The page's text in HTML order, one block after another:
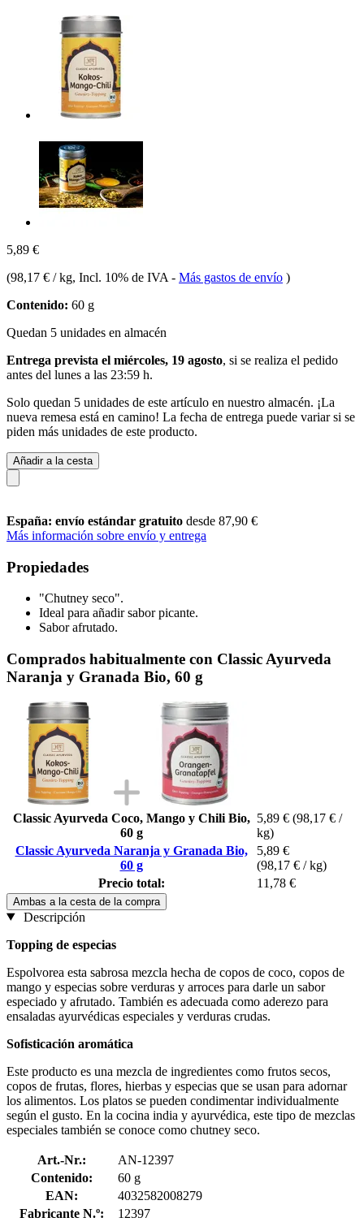
5,89 €
(98,17 € / kg, Incl. 10% de IVA - Más gastos de envío )
Contenido: 60 g
Quedan 5 unidades en almacén
Entrega prevista el miércoles, 19 agosto, si se realiza el pedido
antes del lunes a las 23:59 h.
Solo quedan 5 unidades de este artículo en nuestro almacén. ¡La
nueva remesa está en camino! La fecha de entrega puede variar si se
piden más unidades de este producto.
Añadir a la cesta
España: envío estándar gratuito desde 87,90 €
Más información sobre envío y entrega
Propiedades
"Chutney seco".
Ideal para añadir sabor picante.
Sabor afrutado.
Comprados habitualmente con Classic Ayurveda
Naranja y Granada Bio, 60 g
Classic Ayurveda Coco, Mango y Chili Bio,
60 g
5,89 € (98,17 € /
kg)
Classic Ayurveda Naranja y Granada Bio,
60 g
5,89 €
(98,17 € / kg)
Precio total:
11,78 €
Ambas a la cesta de la compra
Descripción
Topping de especias
Espolvorea esta sabrosa mezcla hecha de copos de coco, copos de
mango y especias sobre verduras y arroces para darle un sabor
especiado y afrutado. También es adecuada como aderezo para
ensaladas ayurvédicas especiales y verduras crudas.
Sofisticación aromática
Este producto es una mezcla de ingredientes como frutos secos,
copos de frutas, flores, hierbas y especias que se usan para adornar
los alimentos. Los platos se pueden condimentar individualmente
según el gusto. En la cocina india y ayurvédica, este tipo de mezclas
especiales también se conoce como chutney seco.
Art.-Nr.:
AN-12397
Contenido:
60 g
EAN:
4032582008279
Fabricante N.º:
12397